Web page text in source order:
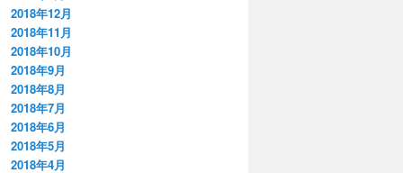
2018年12月
2018年11月
2018年10月
2018年9月
2018年8月
2018年7月
2018年6月
2018年5月
2018年4月